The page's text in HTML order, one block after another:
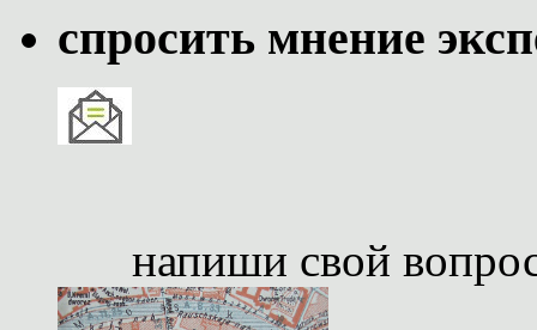
спросить мнение
напиши свой